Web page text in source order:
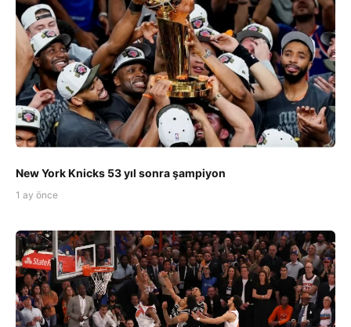
New York Knicks 53 yıl sonra şampiyon
1 ay önce